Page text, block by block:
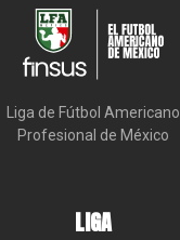
Liga de Fútbol Americano
Profesional de México
LIGA